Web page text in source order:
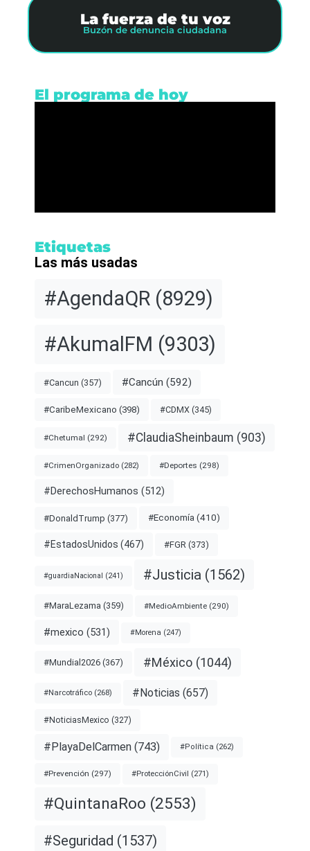
La fuerza de tu voz
Buzón de denuncia ciudadana
El programa de hoy
Etiquetas
Las más usadas
#AgendaQR (8929)
#AkumalFM (9303)
#Cancun (357) #Cancún (592)
#CaribeMexicano (398) #CDMX (345)
#Chetumal (292) #ClaudiaSheinbaum (903)
#CrimenOrganizado (282) #Deportes (298)
#DerechosHumanos (512)
#DonaldTrump (377) #Economía (410)
#EstadosUnidos (467) #FGR (373)
#guardiaNacional (241) #Justicia (1562)
#MaraLezama (359) #MedioAmbiente (290)
#mexico (531) #Morena (247)
#Mundial2026 (367) #México (1044)
#Narcotráfico (268) #Noticias (657)
#NoticiasMexico (327)
#PlayaDelCarmen (743) #Política (262)
#Prevención (297) #ProtecciónCivil (271)
#QuintanaRoo (2553)
#Seguridad (1537)